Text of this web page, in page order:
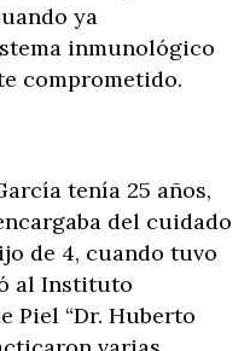
ya
inmunológico
comprometido.
tenía 25 años,
del cuidado
de 4, cuando tuvo
al Instituto
Piel “Dr. Huberto